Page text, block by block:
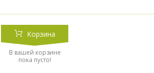
Корзина
В вашей корзине
пока пусто!